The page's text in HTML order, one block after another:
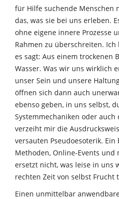
für Hilfe suchende Menschen
das, was sie bei uns erleben.
ohne eigene innere Prozesse
Rahmen zu überschreiten.
es sagt: Aus einem trockenen
Wasser. Was wir uns wirklich
unser Sein und unsere
öffnen sich dann auch
ebenso geben, in uns selbst,
Systemmechaniken oder
verzeiht mir die
versauten Pseudoesoterik.
Methoden, Online-Events und
ersetzt nicht, was leise in uns
rechten Zeit von selbst Frucht
Einen unmittelbar